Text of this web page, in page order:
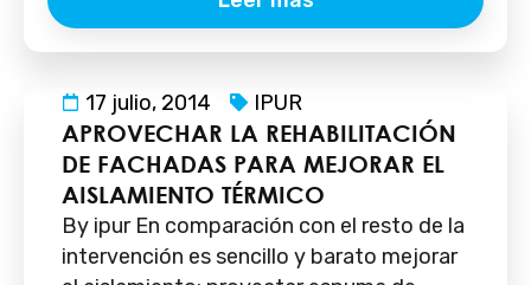
17 julio, 2014 IPUR
APROVECHAR LA REHABILITACIÓN
DE FACHADAS PARA MEJORAR EL
AISLAMIENTO TÉRMICO
By ipur En comparación con el resto de la
intervención es sencillo y barato mejorar